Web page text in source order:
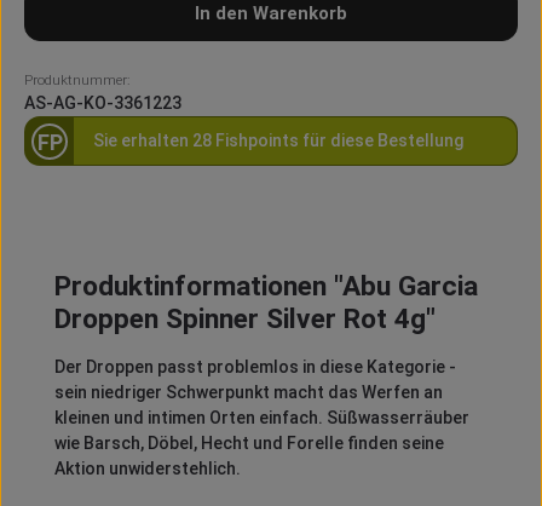
In den Warenkorb
Produktnummer:
AS-AG-KO-3361223
FP Sie erhalten 28 Fishpoints für diese Bestellung
Produktinformationen "Abu Garcia
Droppen Spinner Silver Rot 4g"
Der Droppen passt problemlos in diese Kategorie -
sein niedriger Schwerpunkt macht das Werfen an
kleinen und intimen Orten einfach. Süßwasserräuber
wie Barsch, Döbel, Hecht und Forelle finden seine
Aktion unwiderstehlich.